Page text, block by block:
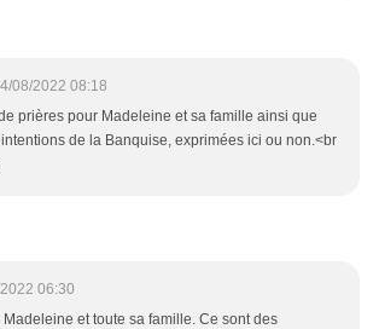
08/2022 08:18
prières pour Madeleine et sa famille ainsi que
de la Banquise, exprimées ici ou non.<br
06:30
Madeleine et toute sa famille. Ce sont des